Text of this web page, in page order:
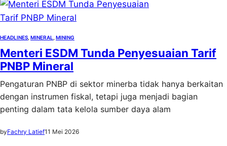
HEADLINES MINERAL MINING
Menteri ESDM Tunda Penyesuaian Tarif
PNBP Mineral
Pengaturan PNBP di sektor minerba tidak hanya berkaitan
dengan instrumen fiskal, tetapi juga menjadi bagian
penting dalam tata kelola sumber daya alam
byFachry Latief11 Mei 2026